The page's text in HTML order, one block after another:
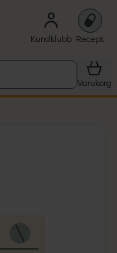
Kundklubb Recept
Varukorg